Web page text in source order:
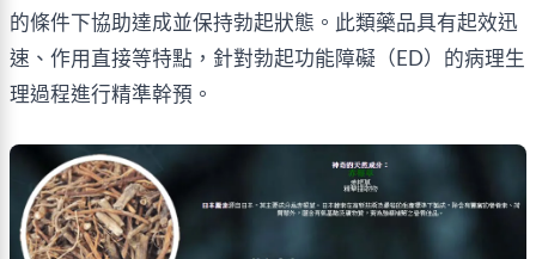
的條件下協助達成並保持勃起狀態。此類藥品具有起效迅
速、作用直接等特點，針對勃起功能障礙（ED）的病理生
理過程進行精準幹預。